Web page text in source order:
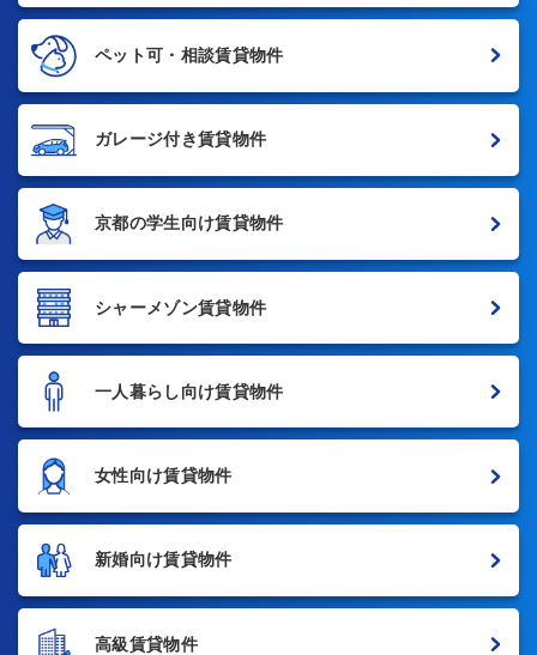
ペット可・相談賃貸物件
ガレージ付き賃貸物件
京都の学生向け賃貸物件
シャーメゾン賃貸物件
一人暮らし向け賃貸物件
女性向け賃貸物件
新婚向け賃貸物件
高級賃貸物件